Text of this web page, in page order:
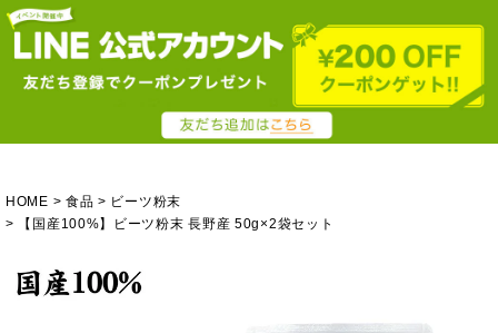
HOME 食品
ビーツ粉末
【国産100%】ビーツ粉末 長野産 50g×2袋セット